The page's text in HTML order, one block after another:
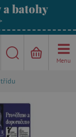
a batohy
Menu